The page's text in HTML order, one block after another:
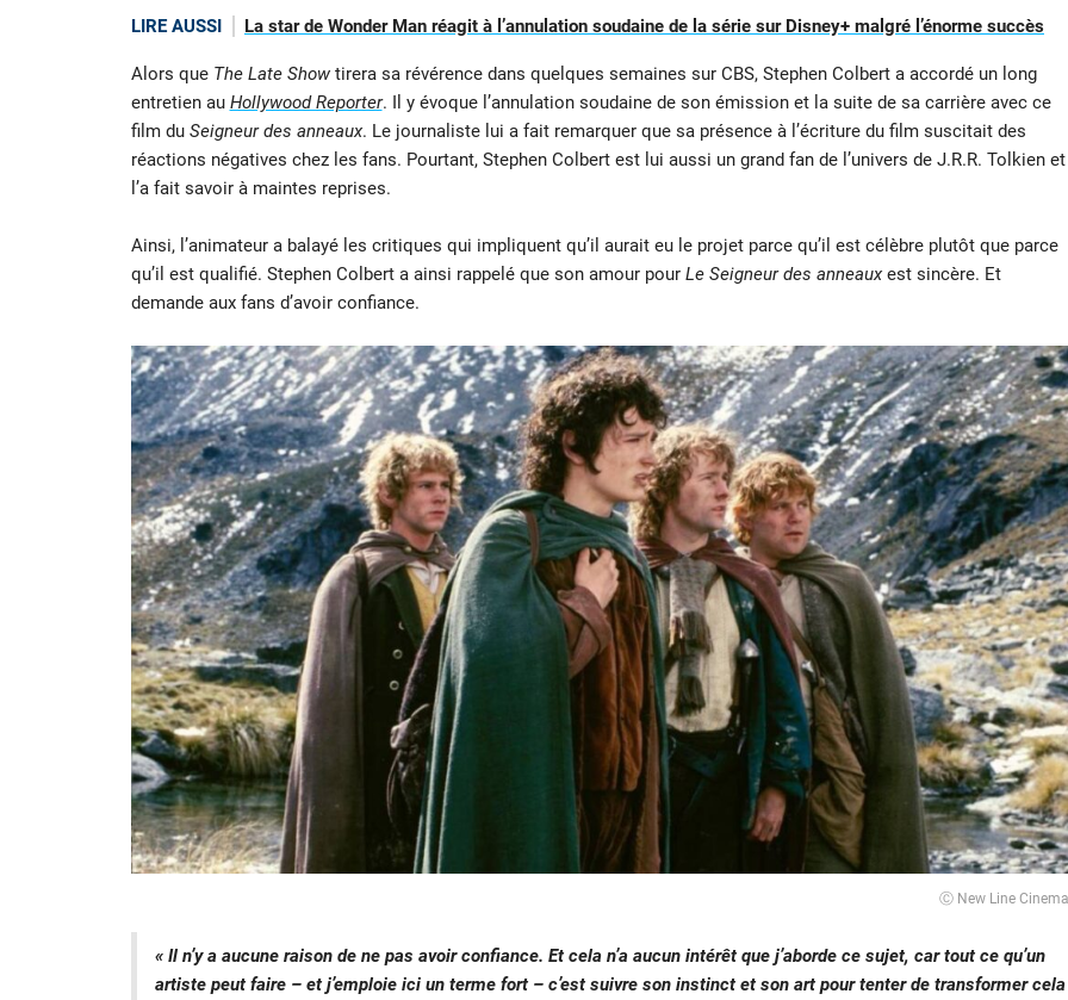
LIRE AUSSI La star de Wonder Man réagit à l’annulation soudaine de la série sur Disney+ malgré l’énorme succès
Alors que The Late Showtirera sa révérence dans quelques semaines sur CBS, Stephen Colbert a accordé un long
entretien au Hollywood Reporter. Il y évoque l’annulation soudaine de son émission et la suite de sa carrière avec ce
film du Seigneur des anneaux. Le journaliste lui a fait remarquer que sa présence à l’écriture du film suscitait des
réactions négatives chez les fans. Pourtant, Stephen Colbert est lui aussi un grand fan de l’univers de J.R.R. Tolkien et
l’a fait savoir à maintes reprises.
Ainsi, l’animateur a balayé les critiques qui impliquent qu’il aurait eu le projet parce qu’il est célèbre plutôt que parce
qu’il est qualifié. Stephen Colbert a ainsi rappelé que son amour pour Le Seigneur des anneauxest sincère. Et
demande aux fans d’avoir confiance.
Ⓒ New Line Cinema
« Il n’y a aucune raison de ne pas avoir confiance. Et cela n’a aucun intérêt que j’aborde ce sujet, car tout ce qu’un
artiste peut faire – et j’emploie ici un terme fort – c’est suivre son instinct et son art pour tenter de transformer cela